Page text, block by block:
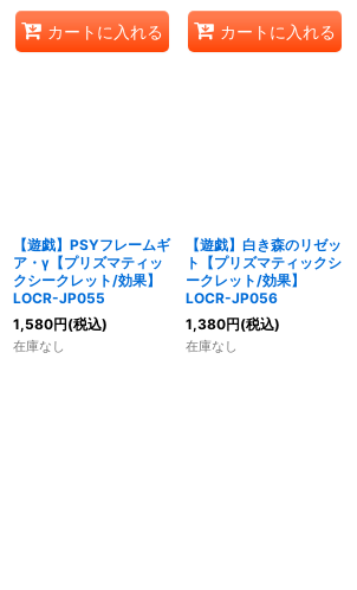
カートに入れる カートに入れる
【遊戯】PSYフレームギ
ア・γ【プリズマティッ
クシークレット/効果】
LOCR-JP055
1,580円(税込)
在庫なし
【遊戯】白き森のリゼッ
ト【プリズマティックシ
ークレット/効果】
LOCR-JP056
1,380円(税込)
在庫なし